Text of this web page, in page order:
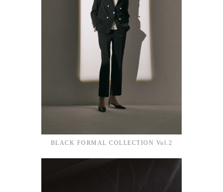
BLACK FORMAL COLLECTION Vol.2